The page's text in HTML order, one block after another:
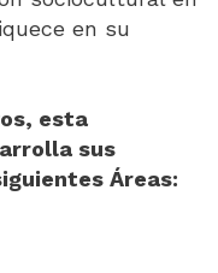
en su
esta
sus
Áreas: